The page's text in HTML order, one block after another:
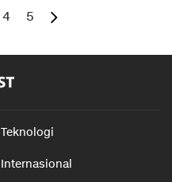
4 5
Teknologi
Internasional